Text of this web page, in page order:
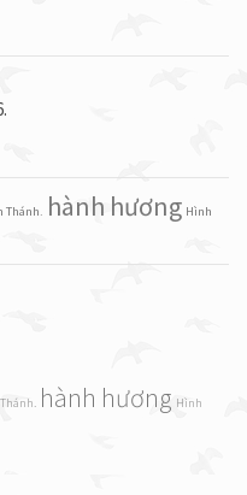
Thánh. hành hương Hình
hành hương Hình